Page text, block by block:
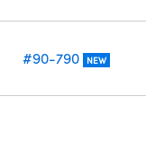
#90-790 NEW